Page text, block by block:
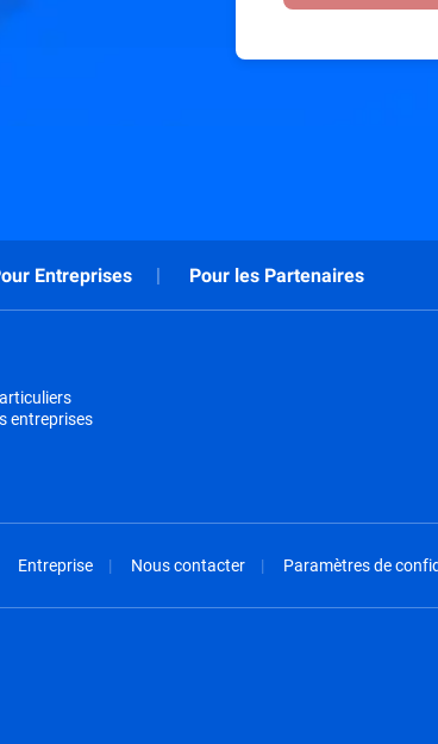
Entreprises Pour les Partenaires
entreprises
Entreprise Nous contacter Paramètres de